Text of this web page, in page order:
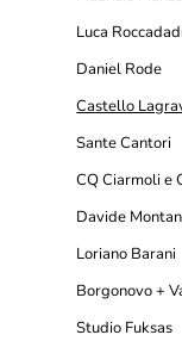
Luca
Daniel Rode
Castello
Sante Cantori
CQ Ciarmoli e
Davide
Loriano Barani
Borgonovo +
Studio Fuksas